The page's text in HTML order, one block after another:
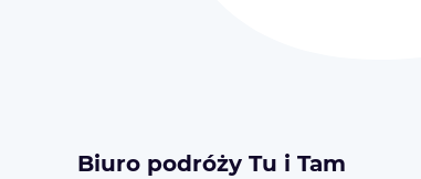
Biuro podróży Tu i Tam